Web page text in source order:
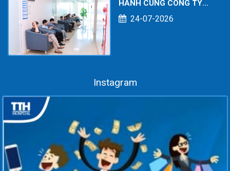
HÀNH CÙNG CÔNG TY
TNHH KOE POWER
SERVICES: CHĂM SÓC
24-07-2026
Instagram